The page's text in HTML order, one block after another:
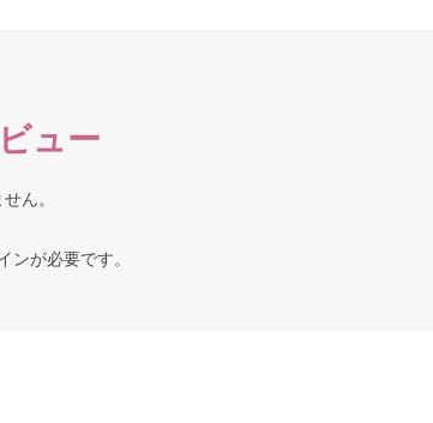
ュー
ん。
ンが必要です。